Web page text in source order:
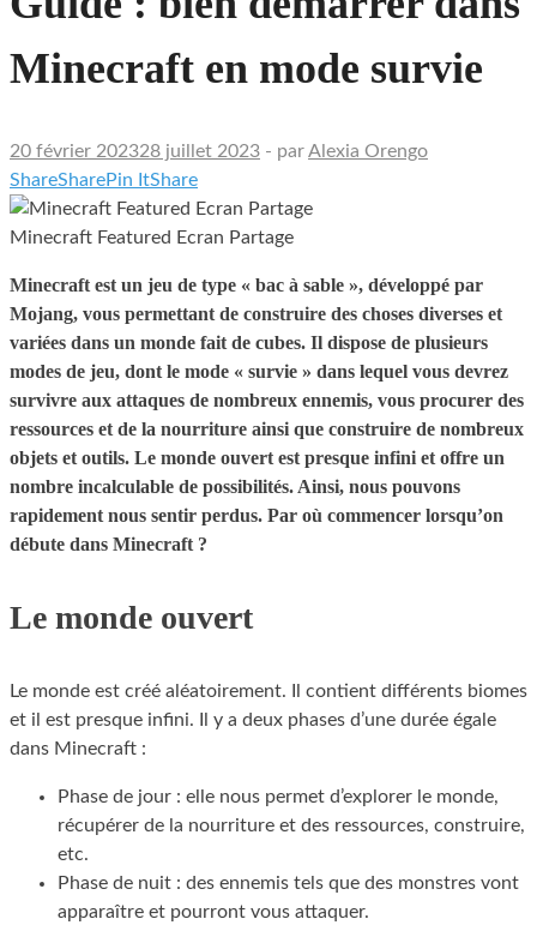
Minecraft en mode survie
20 février 202328 juillet 2023 - parAlexia Orengo
ShareSharePin ItShare
Minecraft Featured Ecran Partage
Minecraft est un jeu de type « bac à sable », développé par
Mojang, vous permettant de construire des choses diverses et
variées dans un monde fait de cubes. Il dispose de plusieurs
modes de jeu, dont le mode « survie » dans lequel vous devrez
survivre aux attaques de nombreux ennemis, vous procurer des
ressources et de la nourriture ainsi que construire de nombreux
objets et outils. Le monde ouvert est presque infini et offre un
nombre incalculable de possibilités. Ainsi, nous pouvons
rapidement nous sentir perdus. Par où commencer lorsqu’on
débute dans Minecraft ?
Le monde ouvert
Le monde est créé aléatoirement. Il contient différents biomes
et il est presque infini. Il y a deux phases d’une durée égale
dans Minecraft :
Phase de jour : elle nous permet d’explorer le monde,
récupérer de la nourriture et des ressources, construire,
etc.
Phase de nuit : des ennemis tels que des monstres vont
apparaître et pourront vous attaquer.